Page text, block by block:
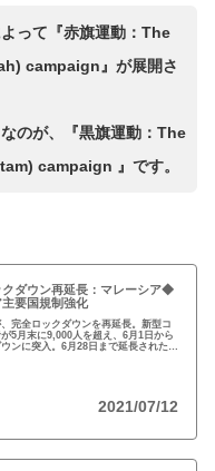
って『赤旗運動：The
campaign』が展開さ
のが、『黒旗運動：The
campaign 』です。
ダウン再延長：マレーシア◆
要国規制強化
完全ロックダウンを再延長。新型コ
5月末に9,000人を超え、6月1日から
ンに突入。6月28日まで延長された
2021/07/12